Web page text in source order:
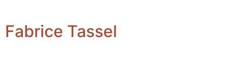
Fabrice Tassel